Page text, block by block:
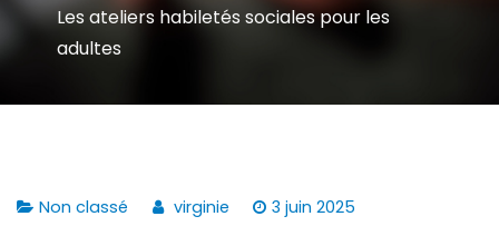
Les ateliers habiletés sociales pour les
adultes
Non classé virginie 3 juin 2025